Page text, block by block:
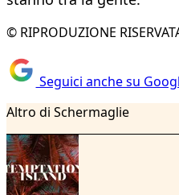
© RIPRODUZIONE
Seguici anche su
Altro di Schermaglie